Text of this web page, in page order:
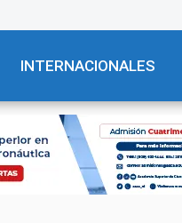
INTERNACIONALES